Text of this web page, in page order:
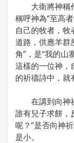
大衛將神稱作
稱呼神為“至高
自己的牧者，
道路，供應羊群
角”，是“我的山
這樣的一位神，
的祈禱詩中，就
在講到向神祈
誰有兒子求餅，
呢？”是否向神
是小。